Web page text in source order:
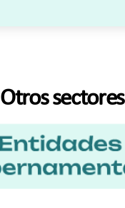
Otros sectores